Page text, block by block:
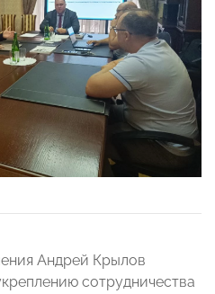
Андрей Крылов
сотрудничества